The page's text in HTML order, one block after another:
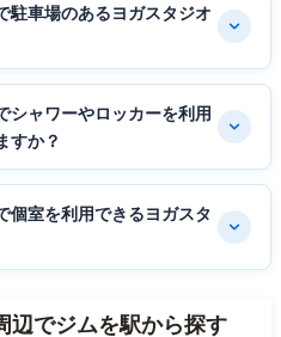
駐車場のあるヨガスタジオ
シャワーやロッカーを利用
すか？
個室を利用できるヨガスタ
辺でジムを駅から探す